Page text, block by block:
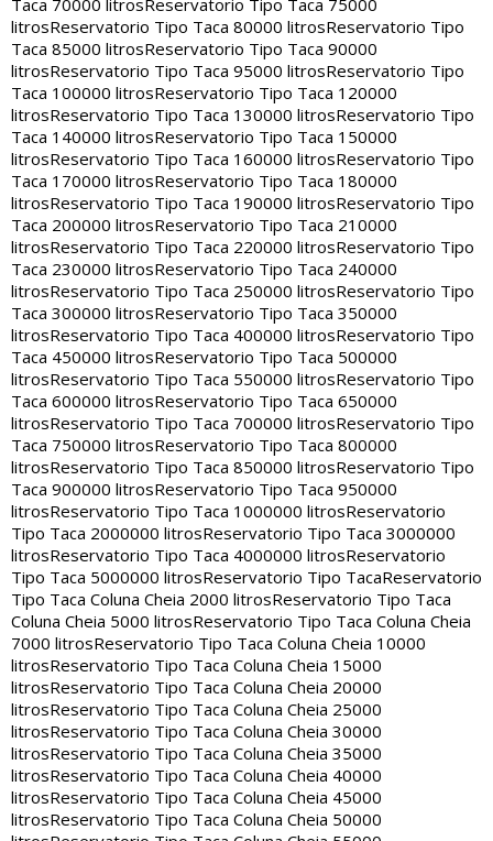
Taca 70000 litros Reservatorio Tipo Taca 75000
litrosReservatorio Tipo Taca 80000 litrosReservatorio Tipo
Taca 85000 litrosReservatorio Tipo Taca 90000
litrosReservatorio Tipo Taca 95000 litrosReservatorio Tipo
Taca 100000 litrosReservatorio Tipo Taca 120000
litrosReservatorio Tipo Taca 130000 litrosReservatorio Tipo
Taca 140000 litrosReservatorio Tipo Taca 150000
litrosReservatorio Tipo Taca 160000 litrosReservatorio Tipo
Taca 170000 litrosReservatorio Tipo Taca 180000
litrosReservatorio Tipo Taca 190000 litrosReservatorio Tipo
Taca 200000 litrosReservatorio Tipo Taca 210000
litrosReservatorio Tipo Taca 220000 litrosReservatorio Tipo
Taca 230000 litrosReservatorio Tipo Taca 240000
litrosReservatorio Tipo Taca 250000 litrosReservatorio Tipo
Taca 300000 litrosReservatorio Tipo Taca 350000
litrosReservatorio Tipo Taca 400000 litrosReservatorio Tipo
Taca 450000 litrosReservatorio Tipo Taca 500000
litrosReservatorio Tipo Taca 550000 litrosReservatorio Tipo
Taca 600000 litrosReservatorio Tipo Taca 650000
litrosReservatorio Tipo Taca 700000 litrosReservatorio Tipo
Taca 750000 litrosReservatorio Tipo Taca 800000
litrosReservatorio Tipo Taca 850000 litrosReservatorio Tipo
Taca 900000 litrosReservatorio Tipo Taca 950000
litrosReservatorio Tipo Taca 1000000 litrosReservatorio
Tipo Taca 2000000 litrosReservatorio Tipo Taca 3000000
litrosReservatorio Tipo Taca 4000000 litrosReservatorio
Tipo Taca 5000000 litrosReservatorio Tipo TacaReservatorio
Tipo Taca Coluna Cheia 2000 litrosReservatorio Tipo Taca
Coluna Cheia 5000 litrosReservatorio Tipo Taca Coluna Cheia
7000 litrosReservatorio Tipo Taca Coluna Cheia 10000
litrosReservatorio Tipo Taca Coluna Cheia 15000
litrosReservatorio Tipo Taca Coluna Cheia 20000
litrosReservatorio Tipo Taca Coluna Cheia 25000
litrosReservatorio Tipo Taca Coluna Cheia 30000
litrosReservatorio Tipo Taca Coluna Cheia 35000
litrosReservatorio Tipo Taca Coluna Cheia 40000
litrosReservatorio Tipo Taca Coluna Cheia 45000
litrosReservatorio Tipo Taca Coluna Cheia 50000